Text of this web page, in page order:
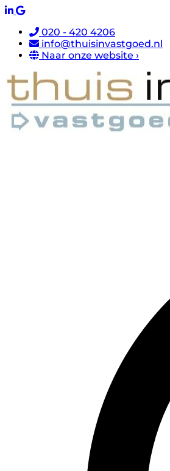
020 - 420 4206
info@thuisinvastgoed.nl
Naar onze website ›